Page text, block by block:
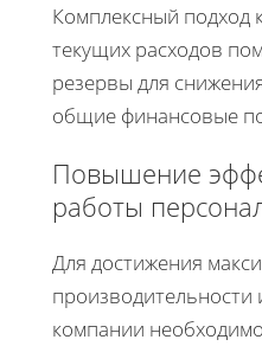
Комплексный подход
текущих расходов
резервы для
общие финансовые
Повышение
работы
Для достижения
компании